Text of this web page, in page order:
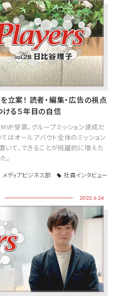
案！ 読者・編集・広告の視点
ける５年目の自信
受賞。グループミッション達成だ
てはオールアバウト全体のミッション
て、できることが飛躍的に増えた
。
メディアビジネス部 社員インタビュー
2022.6.24